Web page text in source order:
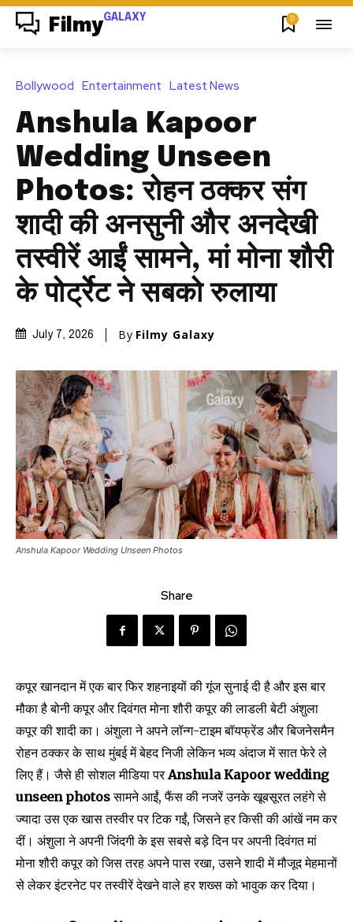
FilmyGALAXY 0
Bollywood Entertainment Latest News
Anshula Kapoor
Wedding Unseen
Photos: रोहन ठक्कर संग
शादी की अनसुनी और अनदेखी
तस्वीरें आईं सामने, मां मोना शौरी
के पोर्ट्रेट ने सबको रुलाया
July 7, 2026 By Filmy Galaxy
Anshula Kapoor Wedding Unseen Photos
Share
कपूर खानदान में एक बार फिर शहनाइयों की गूंज सुनाई दी है और इस बार
मौका है बोनी कपूर और दिवंगत मोना शौरी कपूर की लाडली बेटी अंशुला
कपूर की शादी का। अंशुला ने अपने लॉन्ग-टाइम बॉयफ्रेंड और बिजनेसमैन
रोहन ठक्कर के साथ मुंबई में बेहद निजी लेकिन भव्य अंदाज में सात फेरे ले
लिए हैं। जैसे ही सोशल मीडिया परAnshula Kapoor wedding
unseen photosसामने आईं, फैंस की नजरें उनके खूबसूरत लहंगे से
ज्यादा उस एक खास तस्वीर पर टिक गईं, जिसने हर किसी की आंखें नम कर
दीं। अंशुला ने अपनी जिंदगी के इस सबसे बड़े दिन पर अपनी दिवंगत मां
मोना शौरी कपूर को जिस तरह अपने पास रखा, उसने शादी में मौजूद मेहमानों
से लेकर इंटरनेट पर तस्वीरें देखने वाले हर शख्स को भावुक कर दिया।